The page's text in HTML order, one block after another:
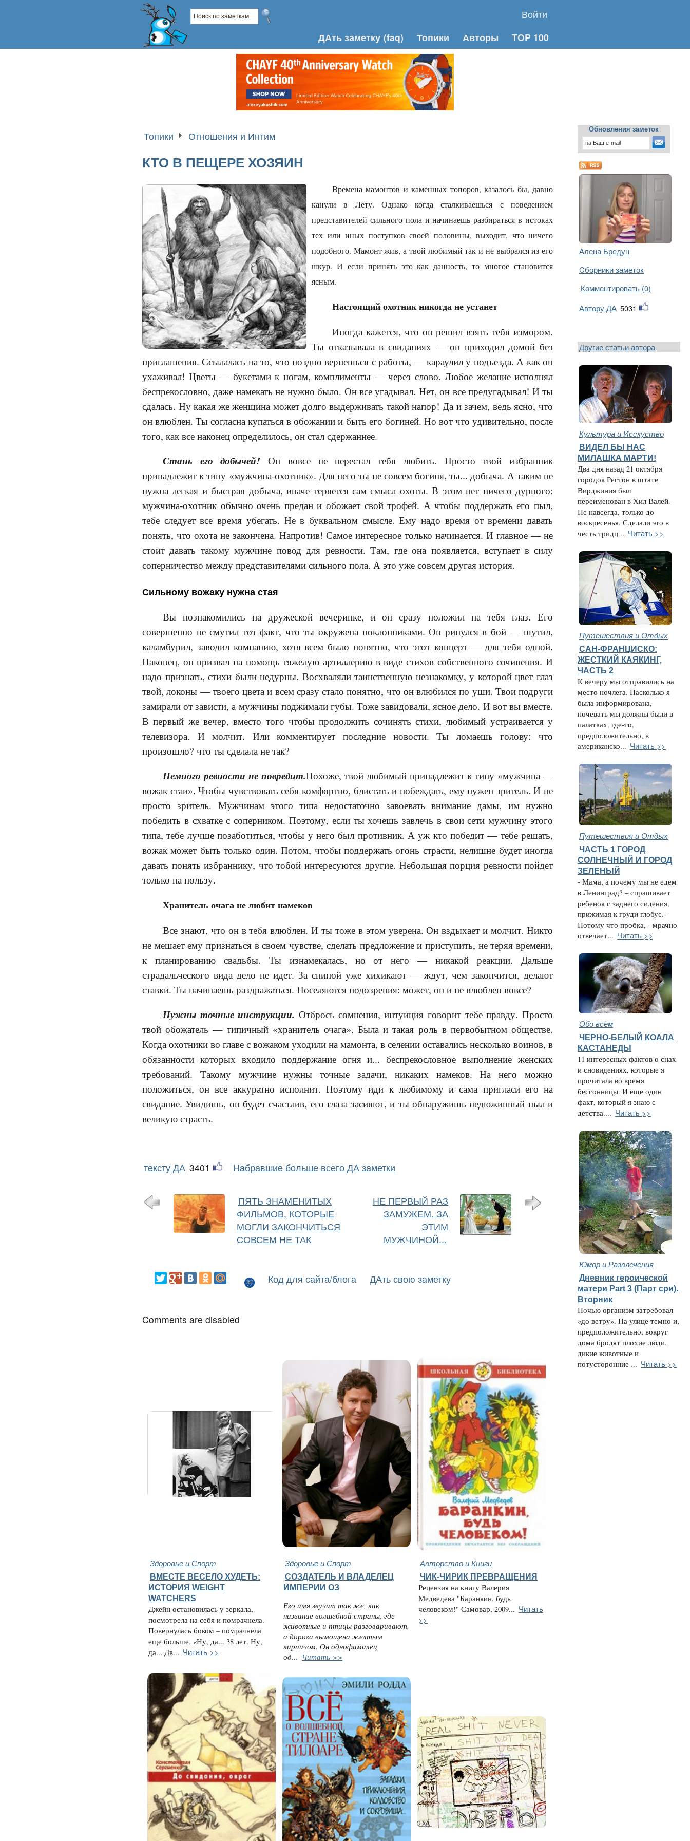
Войти
ДАть заметку (faq) Топики Авторы TOP 100
Топики Отношения и Интим
КТО В ПЕЩЕРЕ ХОЗЯИН
Времена мамонтов и каменных топоров, казалось бы, давно
канули в Лету. Однако когда сталкиваешься с поведением
представителей сильного пола и начинаешь разбираться в истоках
тех или иных поступков своей половины, выходит, что ничего
подобного. Мамонт жив, а твой любимый так и не выбрался из его
шкур. И если принять это как данность, то многое становится
ясным.
Настоящий охотник никогда не устанет
Иногда кажется, что он решил взять тебя измором.
Ты отказывала в свиданиях — он приходил домой без
приглашения. Ссылалась на то, что поздно вернешься с работы, — караулил у подъезда. А как он
ухаживал! Цветы — букетами к ногам, комплименты — через слово. Любое желание исполнял
беспрекословно, даже намекать не нужно было. Он все угадывал. Нет, он все предугадывал! И ты
сдалась. Ну какая же женщина может долго выдерживать такой напор! Да и зачем, ведь ясно, что
он влюблен. Ты согласна купаться в обожании и быть его богиней. Но вот что удивительно, после
того, как все наконец определилось, он стал сдержаннее.
Стань его добычей! Он вовсе не перестал тебя любить. Просто твой избранник
принадлежит к типу «мужчина-охотник». Для него ты не совсем богиня, ты... добыча. А таким не
нужна легкая и быстрая добыча, иначе теряется сам смысл охоты. В этом нет ничего дурного:
мужчина-охотник обычно очень предан и обожает свой трофей. А чтобы поддержать его пыл,
тебе следует все время убегать. Не в буквальном смысле. Ему надо время от времени давать
понять, что охота не закончена. Напротив! Самое интересное только начинается. И главное — не
стоит давать такому мужчине повод для ревности. Там, где она появляется, вступает в силу
соперничество между представителями сильного пола. А это уже совсем другая история.
Сильному вожаку нужна стая
Вы познакомились на дружеской вечеринке, и он сразу положил на тебя глаз. Его
совершенно не смутил тот факт, что ты окружена поклонниками. Он ринулся в бой — шутил,
каламбурил, заводил компанию, хотя всем было понятно, что этот концерт — для тебя одной.
Наконец, он призвал на помощь тяжелую артиллерию в виде стихов собственного сочинения. И
надо признать, стихи были недурны. Восхваляли таинственную незнакомку, у которой цвет глаз
твой, локоны — твоего цвета и всем сразу стало понятно, что он влюбился по уши. Твои подруги
замирали от зависти, а мужчины поджимали губы. Тоже завидовали, ясное дело. И вот вы вместе.
В первый же вечер, вместо того чтобы продолжить сочинять стихи, любимый устраивается у
телевизора. И молчит. Или комментирует последние но­вости. Ты ломаешь голову: что
произошло? что ты сделала не так?
Немного ревности не повредит.Похоже, твой любимый при­надлежит к типу «мужчина —
вожак стаи». Чтобы чувствовать себя комфортно, блистать и побеждать, ему нужен зритель. И не
просто зритель. Мужчинам этого типа недостаточно завоевать внимание дамы, им нужно
победить в схватке с соперником. Поэтому, если ты хочешь завлечь в свои сети мужчину этого
типа, тебе лучше позаботиться, чтобы у него был противник. А уж кто победит — тебе решать,
вожак может быть только один. Потом, чтобы поддержать огонь страсти, нелишне будет иногда
давать понять избраннику, что тобой интересуются другие. Небольшая порция ревности пойдет
только на пользу.
Хранитель очага не любит намеков
Все знают, что он в тебя влюблен. И ты тоже в этом уверена. Он вздыхает и молчит. Никто
не мешает ему признаться в своем чувстве, сделать предложение и приступить, не теряя времени,
к планированию свадьбы. Ты изнамекалась, но от него — никакой реакции. Дальше
страдальческого вида дело не идет. За спиной уже хихикают — ждут, чем закончится, делают
ставки. Ты начинаешь раздражаться. Поселяются подозрения: может, он и не влюблен вовсе?
Нужны точные инструкции. Отбрось сомнения, интуиция говорит тебе правду. Просто
твой обожатель — типичный «хранитель очага». Была и такая роль в первобытном обществе.
Когда охотники во главе с вожаком уходили на мамонта, в селении оставались не­сколько воинов, в
обязанности которых входило поддержание огня и... беспрекословное выполнение женских
требований. Такому мужчине нужны точные задачи, никаких намеков. На него можно
положиться, он все аккуратно исполнит. Поэтому иди к любимому и сама пригласи его на
свидание. Увидишь, он будет счастлив, его глаза засияют, и ты обнаружишь недюжинный пыл и
великую страсть.
тексту ДА 3401 Набравшие больше всего ДА заметки
ПЯТЬ ЗНАМЕНИТЫХ
ФИЛЬМОВ, КОТОРЫЕ
МОГЛИ ЗАКОНЧИТЬСЯ
СОВСЕМ НЕ ТАК
НЕ ПЕРВЫЙ РАЗ
ЗАМУЖЕМ. ЗА
ЭТИМ
МУЖЧИНОЙ...
Код для сайта/блога ДАть свою заметку
Comments are disabled
Здоровье и Спорт Здоровье и Спорт Авторство и Книги
ВМЕСТЕ ВЕСЕЛО ХУДЕТЬ:
ИСТОРИЯ WEIGHT
WATCHERS
Джейн остановилась у зеркала,
посмотрела на себя и помрачнела.
Повернулась боком – помрачнела
еще больше. «Ну, да... 38 лет. Ну,
да... Дв... Читать >>
СОЗДАТЕЛЬ И ВЛАДЕЛЕЦ
ИМПЕРИИ ОЗ
Его имя звучит так же, как
название волшебной страны, где
животные и птицы разговаривают,
а дорога вымощена желтым
кирпичом. Он однофамилец
од... Читать >>
ЧИК-ЧИРИК ПРЕВРАЩЕНИЯ
Рецензия на книгу Валерия
Медведева "Баранкин, будь
человеком!" Самовар, 2009... Читать
>>
Обновления заметок
Алена Бредун
Cборники заметок
Комментировать (0)
Автору ДА 5031
Другие статьи автора
Культура и Исскуство
ВИДЕЛ БЫ НАС
МИЛАШКА МАРТИ!
Два дня назад 21 октября
городок Рестон в штате
Вирджиния был
переименован в Хил Валей.
Не навсегда, только до
воскресенья. Сделали это в
честь тридц... Читать >>
Путешествия и Отдых
САН-ФРАНЦИСКО:
ЖЕСТКИЙ КАЯКИНГ,
ЧАСТЬ 2
К вечеру мы отправились на
место ночлега. Насколько я
была информирована,
ночевать мы должны были в
палатках, где-то,
предположительно, в
американско... Читать >>
Путешествия и Отдых
ЧАСТЬ 1 ГОРОД
СОЛНЕЧНЫЙ И ГОРОД
ЗЕЛЕНЫЙ
- Мама, а почему мы не едем
в Ленинград? – спрашивает
ребенок с заднего сидения,
прижимая к груди глобус.-
Потому что пробка, - мрачно
отвечает... Читать >>
Обо всём
ЧЕРНО-БЕЛЫЙ КОАЛА
КАСТАНЕДЫ
11 интересных фактов о снах
и сновидениях, которые я
прочитала во время
бессонницы. И еще один
факт, который я знаю с
детства.... Читать >>
Юмор и Развлечения
Дневник героической
матери Part 3 (Парт сри).
Вторник
Ночью организм затребовал
«до ветру». На улице темно и,
предположительно, вокруг
дома бродят плохие люди,
дикие животные и
потусторонние ... Читать >>